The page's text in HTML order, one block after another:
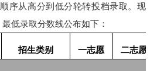
序从高分到低分轮转投档录取。现
低录取分数线公布如下：
招生类别 一志愿 二志愿